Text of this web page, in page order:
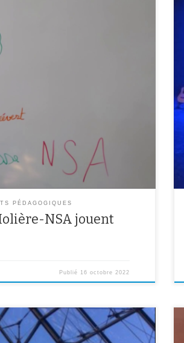
Yang inspiré par le poème, les
» en le mettant en voix et en
PÉDAGOGIQUES
NSA jouent
Publié 16 octobre 2022